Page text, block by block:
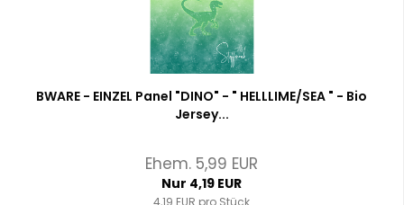
BWARE - EINZEL Panel "DINO" - " HELLLIME/SEA " - Bio
Jersey...
Ehem. 5,99 EUR
Nur 4,19 EUR
4,19 EUR pro Stück